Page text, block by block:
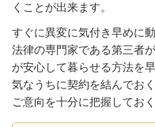
くことが出来ます。
すぐに異変に気付き早めに
法律の専門家である第三者
が安心して暮らせる方法を
気なうちに契約を結んでお
ご意向を十分に把握してお